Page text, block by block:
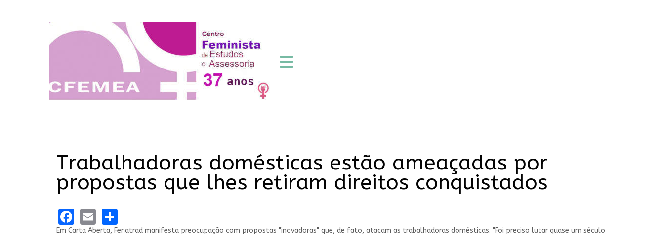
Trabalhadoras domésticas estão ameaçadas por
propostas que lhes retiram direitos conquistados
Facebook
Email
Em Carta Aberta, Fenatrad manifesta preocupação com propostas "inovadoras" que, de fato, atacam as trabalhadoras domésticas. "Foi preciso lutar quase um século